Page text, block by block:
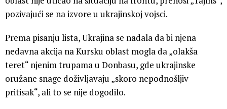
pozivajući se na izvore u ukrajinskoj vojsci.
Prema pisanju lista, Ukrajina se nadala da bi njena
nedavna akcija na Kursku oblast mogla da „olakša
teret“ njenim trupama u Donbasu, gde ukrajinske
oružane snage doživljavaju „skoro nepodnošljiv
pritisak“, ali to se nije dogodilo.